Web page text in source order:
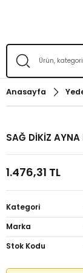
Anasayfa
SAĞ DİKİZ
1.476,31 TL
Kategori
Marka
Stok Kodu